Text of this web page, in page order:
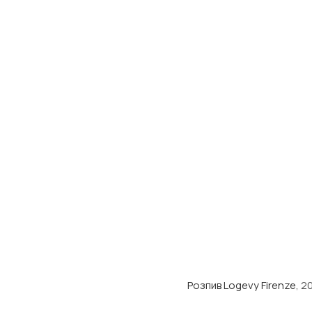
Розпив Logevy Firenze,